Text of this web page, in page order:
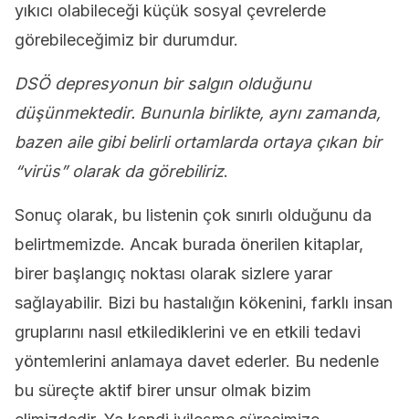
yıkıcı olabileceği küçük sosyal çevrelerde
görebileceğimiz bir durumdur.
DSÖ depresyonun bir salgın olduğunu
düşünmektedir. Bununla birlikte, aynı zamanda,
bazen aile gibi belirli ortamlarda ortaya çıkan bir
“virüs” olarak da görebiliriz.
Sonuç olarak, bu listenin çok sınırlı olduğunu da
belirtmemizde. Ancak burada önerilen kitaplar,
birer başlangıç ​​noktası olarak sizlere yarar
sağlayabilir. Bizi bu hastalığın kökenini, farklı insan
gruplarını nasıl etkilediklerini ve en etkili tedavi
yöntemlerini anlamaya davet ederler. Bu nedenle
bu süreçte aktif birer unsur olmak bizim